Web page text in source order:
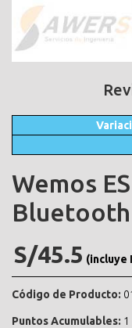
Wemos
Bluetooth
S/45.5 (incluye
Código de Producto:
Puntos Acumulables: 1